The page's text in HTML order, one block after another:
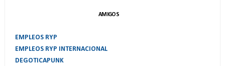
AMIGOS
EMPLEOS RYP
EMPLEOS RYP INTERNACIONAL
DEGOTICAPUNK